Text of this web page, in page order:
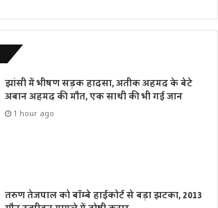
बिना झुके निरन्तर कार्य कर रही हैं। प्रत्येक
का लाभ दिया जा रहा है। यूपी में सुरक्षा का
चार वर्ष के कार्यकाल के दौरान कोई भी दंगा
कि उत्तर प्रदेश विकास के पथ पर चलकर देश की
प्रदेश में साढ़े चार साल में 4.50 लाख लोगों को
है। उन्होंने कहा कि आज जितनी परियोजनाओं
किया जा रहा है, उसका गुणवत्तापूर्ण समय
कार्य किया जायेगा।
लोकार्पित परियोजनाओं में 3.13 करोड़ रुपये की
झांसी में भीषण सड़क हादसा, अतीक अहमद के बेटे
अबान अहमद की मौत, एक साथी की भी गई जान
1 hour ago
तरुण तेजपाल को बॉम्बे हाईकोर्ट से बड़ा झटका, 2013